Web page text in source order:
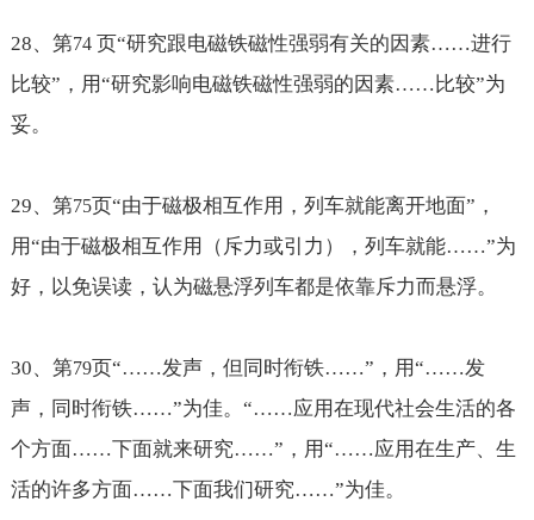
28、第74 页“研究跟电磁铁磁性强弱有关的因素……进行
比较”，用“研究影响电磁铁磁性强弱的因素……比较”为
妥。
29、第75页“由于磁极相互作用，列车就能离开地面”，
用“由于磁极相互作用（斥力或引力），列车就能……”为
好，以免误读，认为磁悬浮列车都是依靠斥力而悬浮。
30、第79页“……发声，但同时衔铁……”，用“……发
声，同时衔铁……”为佳。“……应用在现代社会生活的各
个方面……下面就来研究……”，用“……应用在生产、生
活的许多方面……下面我们研究……”为佳。